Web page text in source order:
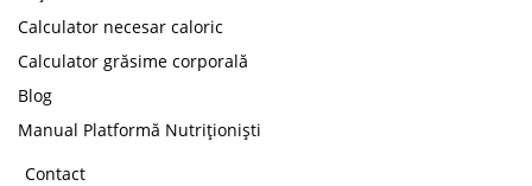
Calculator necesar caloric
Calculator grăsime corporală
Blog
Manual Platformă Nutriționiști
Contact